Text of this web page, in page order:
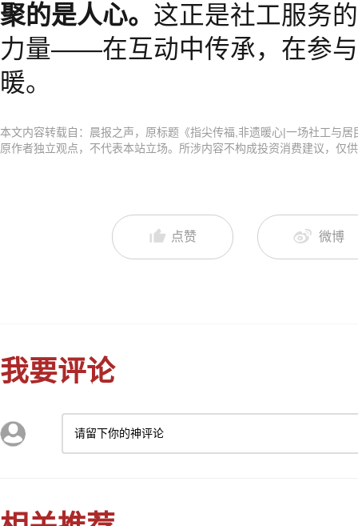
聚的是人心。 这正是社工服务
力量——在互动中传承，在参
暖。
本文内容转载自：晨报之声，原标题《指尖传福,非遗暖心|一场社工与
原作者独立观点，不代表本站立场。所涉内容不构成投资消费建议，仅
点赞 微博
我要评论
请留下你的神评论